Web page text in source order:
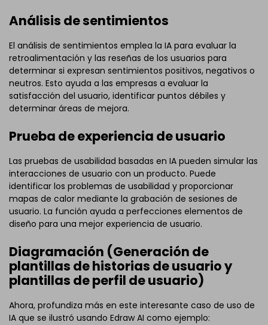
Análisis de sentimientos
El análisis de sentimientos emplea la IA para evaluar la
retroalimentación y las reseñas de los usuarios para
determinar si expresan sentimientos positivos, negativos o
neutros. Esto ayuda a las empresas a evaluar la
satisfacción del usuario, identificar puntos débiles y
determinar áreas de mejora.
Prueba de experiencia de usuario
Las pruebas de usabilidad basadas en IA pueden simular las
interacciones de usuario con un producto. Puede
identificar los problemas de usabilidad y proporcionar
mapas de calor mediante la grabación de sesiones de
usuario. La función ayuda a perfecciones elementos de
diseño para una mejor experiencia de usuario.
Diagramación (Generación de
plantillas de historias de usuario y
plantillas de perfil de usuario)
Ahora, profundiza más en este interesante caso de uso de
IA que se ilustró usando Edraw AI como ejemplo: